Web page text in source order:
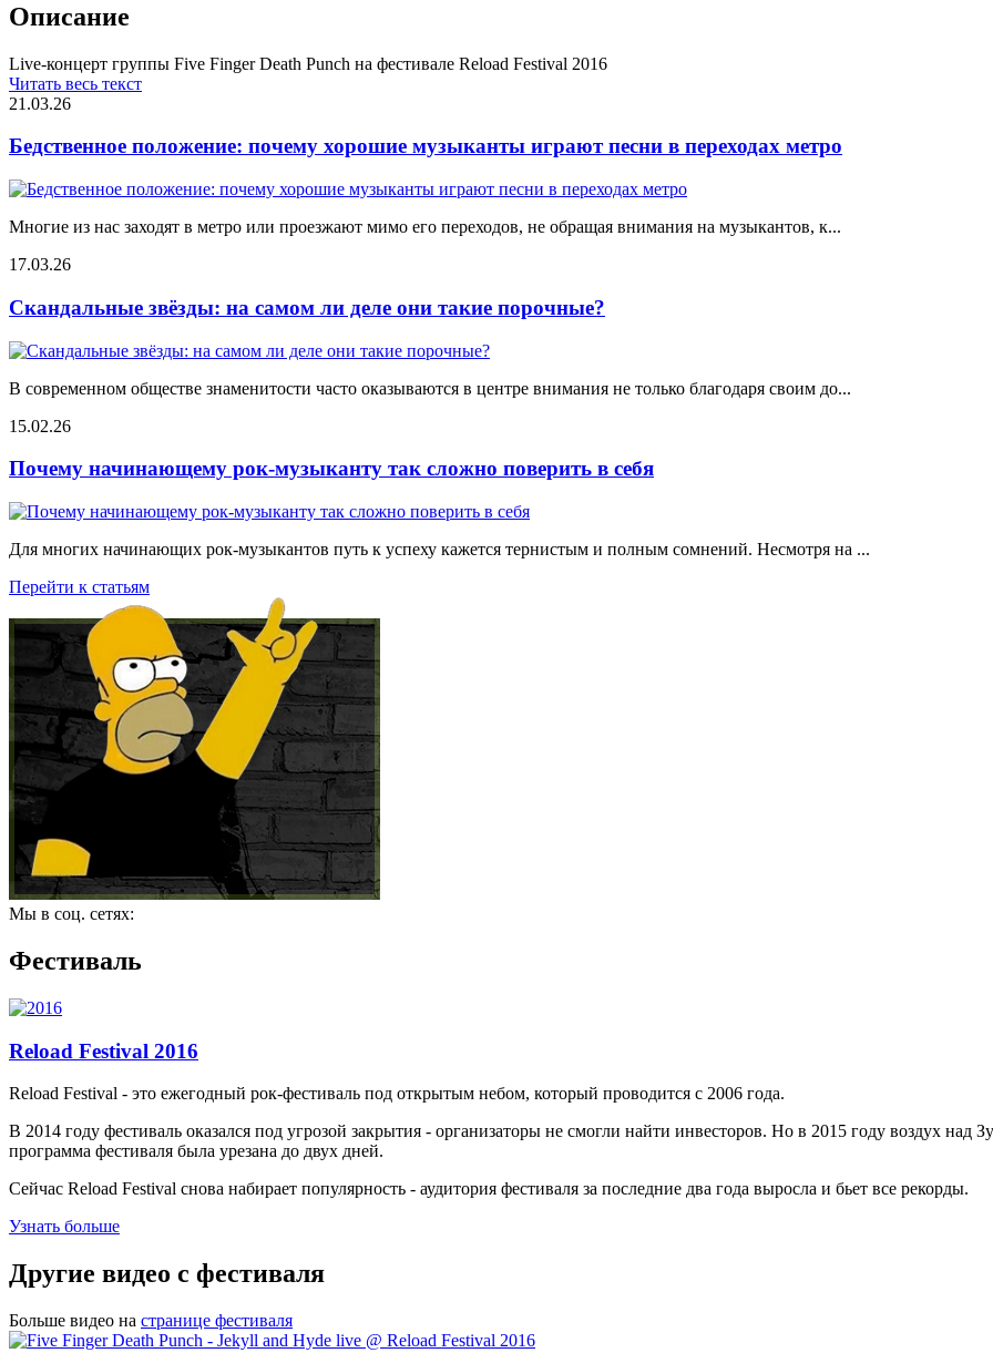
Описание
Live-концерт группы Five Finger Death Punch на фестивале Reload Festival 2016
Читать весь текст
21.03.26
Бедственное положение: почему хорошие музыканты играют песни в переходах метро
Многие из нас заходят в метро или проезжают мимо его переходов, не обращая внимания на музыкантов, к...
17.03.26
Скандальные звёзды: на самом ли деле они такие порочные?
В современном обществе знаменитости часто оказываются в центре внимания не только благодаря своим до...
15.02.26
Почему начинающему рок-музыканту так сложно поверить в себя
Для многих начинающих рок-музыкантов путь к успеху кажется тернистым и полным сомнений. Несмотря на ...
Перейти к статьям
Мы в соц. сетях:
Фестиваль
Reload Festival 2016
Reload Festival - это ежегодный рок-фестиваль под открытым небом, который проводится с 2006 года.
В 2014 году фестиваль оказался под угрозой закрытия - организаторы не смогли найти инвесторов. Но в 2015 году воздух над
программа фестиваля была урезана до двух дней.
Сейчас Reload Festival снова набирает популярность - аудитория фестиваля за последние два года выросла и бьет все рекорды.
Узнать больше
Другие видео с фестиваля
Больше видео на странице фестиваля